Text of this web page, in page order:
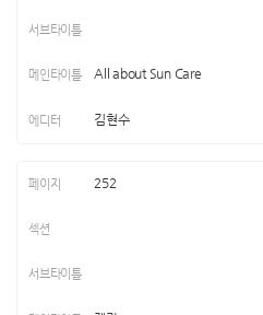
All about Sun Care
김현수
252